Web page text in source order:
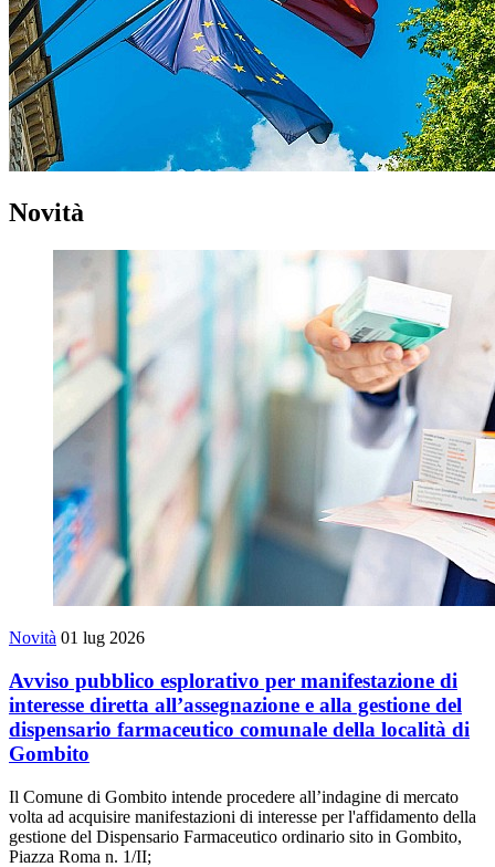
Novità
Novità 01 lug 2026
Avviso pubblico esplorativo per manifestazione di
interesse diretta all’assegnazione e alla gestione del
dispensario farmaceutico comunale della località di
Gombito
Il Comune di Gombito intende procedere all’indagine di mercato
volta ad acquisire manifestazioni di interesse per l'affidamento della
gestione del Dispensario Farmaceutico ordinario sito in Gombito,
Piazza Roma n. 1/II;